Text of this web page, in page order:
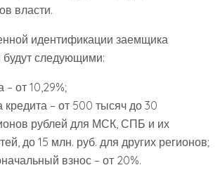
власти.
идентификации заемщика
будут следующими:
– от 10,29%;
кредита – от 500 тысяч до 30
рублей для МСК, СПБ и их
до 15 млн. руб. для других регионов;
взнос – от 20%.